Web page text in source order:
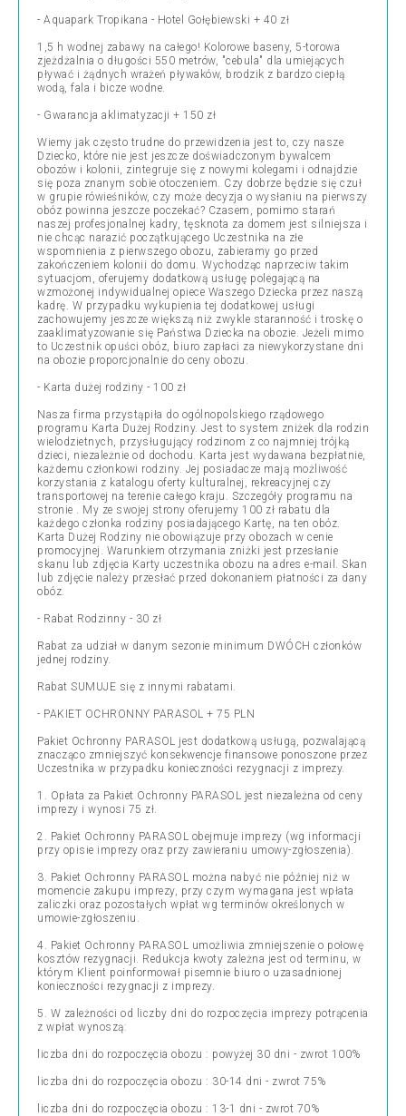
- Aquapark Tropikana - Hotel Gołębiewski + 40 zł
1,5 h wodnej zabawy na całego! Kolorowe baseny, 5-torowa
zjeżdżalnia o długości 550 metrów, "cebula" dla umiejących
pływać i żądnych wrażeń pływaków, brodzik z bardzo ciepłą
wodą, fala i bicze wodne.
- Gwarancja aklimatyzacji + 150 zł
Wiemy jak często trudne do przewidzenia jest to, czy nasze
Dziecko, które nie jest jeszcze doświadczonym bywalcem
obozów i kolonii, zintegruje się z nowymi kolegami i odnajdzie
się poza znanym sobie otoczeniem. Czy dobrze będzie się czuł
w grupie rówieśników, czy może decyzja o wysłaniu na pierwszy
obóz powinna jeszcze poczekać? Czasem, pomimo starań
naszej profesjonalnej kadry, tęsknota za domem jest silniejsza i
nie chcąc narazić początkującego Uczestnika na złe
wspomnienia z pierwszego obozu, zabieramy go przed
zakończeniem kolonii do domu. Wychodząc naprzeciw takim
sytuacjom, oferujemy dodatkową usługę polegającą na
wzmożonej indywidualnej opiece Waszego Dziecka przez naszą
kadrę. W przypadku wykupienia tej dodatkowej usługi
zachowujemy jeszcze większą niż zwykle staranność i troskę o
zaaklimatyzowanie się Państwa Dziecka na obozie. Jeżeli mimo
to Uczestnik opuści obóz, biuro zapłaci za niewykorzystane dni
na obozie proporcjonalnie do ceny obozu.
- Karta dużej rodziny - 100 zł
Nasza firma przystąpiła do ogólnopolskiego rządowego
programu Karta Dużej Rodziny. Jest to system zniżek dla rodzin
wielodzietnych, przysługujący rodzinom z co najmniej trójką
dzieci, niezależnie od dochodu. Karta jest wydawana bezpłatnie,
każdemu członkowi rodziny. Jej posiadacze mają możliwość
korzystania z katalogu oferty kulturalnej, rekreacyjnej czy
transportowej na terenie całego kraju. Szczegóły programu na
stronie . My ze swojej strony oferujemy 100 zł rabatu dla
każdego członka rodziny posiadającego Kartę, na ten obóz.
Karta Dużej Rodziny nie obowiązuje przy obozach w cenie
promocyjnej. Warunkiem otrzymania zniżki jest przesłanie
skanu lub zdjęcia Karty uczestnika obozu na adres e-mail. Skan
lub zdjęcie należy przesłać przed dokonaniem płatności za dany
obóz.
- Rabat Rodzinny - 30 zł
Rabat za udział w danym sezonie minimum DWÓCH członków
jednej rodziny.
Rabat SUMUJE się z innymi rabatami.
- PAKIET OCHRONNY PARASOL + 75 PLN
Pakiet Ochronny PARASOL jest dodatkową usługą, pozwalającą
znacząco zmniejszyć konsekwencje finansowe ponoszone przez
Uczestnika w przypadku konieczności rezygnacji z imprezy.
1. Opłata za Pakiet Ochronny PARASOL jest niezależna od ceny
imprezy i wynosi 75 zł.
2. Pakiet Ochronny PARASOL obejmuje imprezy (wg informacji
przy opisie imprezy oraz przy zawieraniu umowy-zgłoszenia).
3. Pakiet Ochronny PARASOL można nabyć nie później niż w
momencie zakupu imprezy, przy czym wymagana jest wpłata
zaliczki oraz pozostałych wpłat wg terminów określonych w
umowie-zgłoszeniu.
4. Pakiet Ochronny PARASOL umożliwia zmniejszenie o połowę
kosztów rezygnacji. Redukcja kwoty zależna jest od terminu, w
którym Klient poinformował pisemnie biuro o uzasadnionej
konieczności rezygnacji z imprezy.
5. W zależności od liczby dni do rozpoczęcia imprezy potrącenia
z wpłat wynoszą:
liczba dni do rozpoczęcia obozu : powyżej 30 dni - zwrot 100%
liczba dni do rozpoczęcia obozu : 30-14 dni - zwrot 75%
liczba dni do rozpoczęcia obozu : 13-1 dni - zwrot 70%